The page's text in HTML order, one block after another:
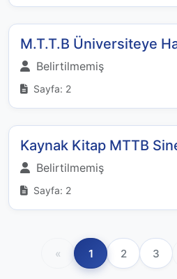
M.T.T.B Üniversiteye
Belirtilmemiş
Sayfa: 2
Kaynak Kitap MTTB
Belirtilmemiş
Sayfa: 2
« 1 2 3